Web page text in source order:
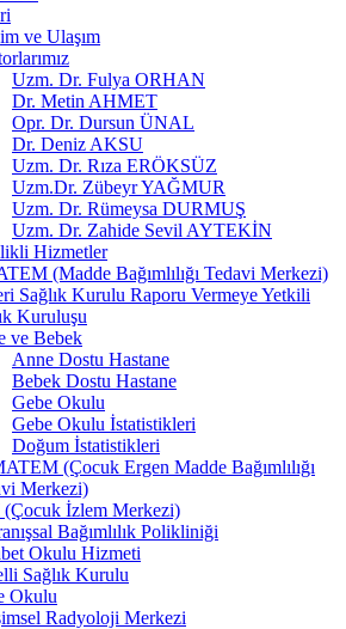
ve Ulaşım
Uzm. Dr. Fulya ORHAN
Dr. Metin AHMET
Opr. Dr. Dursun ÜNAL
Dr. Deniz AKSU
Uzm. Dr. Rıza ERÖKSÜZ
Uzm.Dr. Zübeyr YAĞMUR
Uzm. Dr. Rümeysa DURMUŞ
Uzm. Dr. Zahide Sevil AYTEKİN
Hizmetler
(Madde Bağımlılığı Tedavi Merkezi)
Sağlık Kurulu Raporu Vermeye Yetkili
Kuruluşu
ve Bebek
Anne Dostu Hastane
Bebek Dostu Hastane
Gebe Okulu
Gebe Okulu İstatistikleri
Doğum İstatistikleri
(Çocuk Ergen Madde Bağımlılığı
Merkezi)
İzlem Merkezi)
Bağımlılık Polikliniği
Okulu Hizmeti
Sağlık Kurulu
Okulu
Radyoloji Merkezi